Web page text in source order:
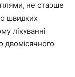
не старше
швидких
лікуванні
двомісячного